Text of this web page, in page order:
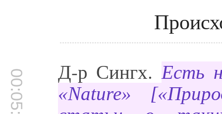
Д-р Сингх.Есть
«Nature»